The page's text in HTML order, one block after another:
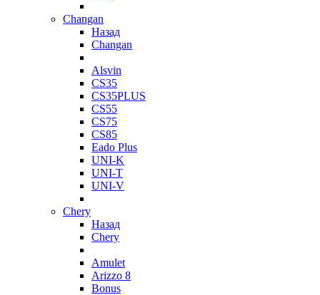
Changan
Назад
Changan
Alsvin
CS35
CS35PLUS
CS55
CS75
CS85
Eado Plus
UNI-K
UNI-T
UNI-V
Chery
Назад
Chery
Amulet
Arizzo 8
Bonus